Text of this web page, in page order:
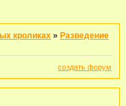
кроликах » Разведение
создать форум